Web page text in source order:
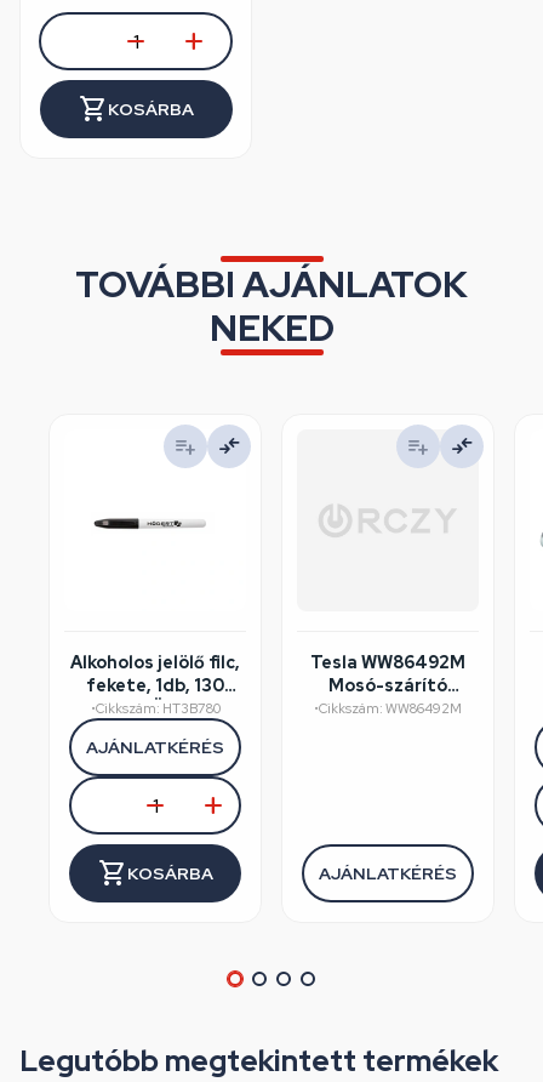
KOSÁRBA
TOVÁBBI AJÁNLATOK
NEKED
Alkoholos jelölő filc,
fekete, 1db, 130
mm, HÖGERT
•Cikkszám: HT3B780
AJÁNLATKÉRÉS
KOSÁRBA
Tesla WW86492M
Mosó-szárító
felújított/szépséghibás
•Cikkszám: WW86492M
AJÁNLATKÉRÉS
Legutóbb megtekintett termékek